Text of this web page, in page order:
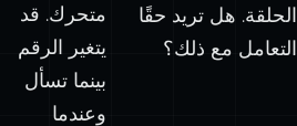
الحلقة. هل تريد حقًا
التعامل مع ذلك؟
متحرك. قد
يتغير الرقم
بينما تسأل
وعندما